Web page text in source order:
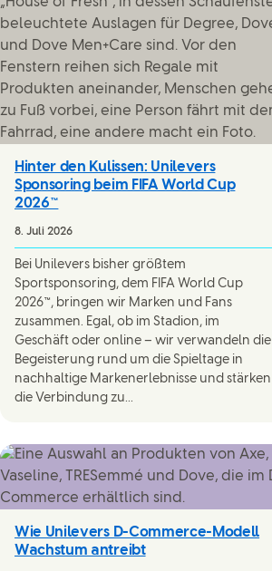
Hinter den Kulissen: Unilevers
Sponsoring beim FIFA World Cup
2026™
8. Juli 2026
Bei Unilevers bisher größtem
Sportsponsoring, dem FIFA World Cup
2026™, bringen wir Marken und Fans
zusammen. Egal, ob im Stadion, im
Geschäft oder online – wir verwandeln die
Begeisterung rund um die Spieltage in
nachhaltige Markenerlebnisse und stärken
die Verbindung zu...
Wie Unilevers D-Commerce-Modell
Wachstum antreibt